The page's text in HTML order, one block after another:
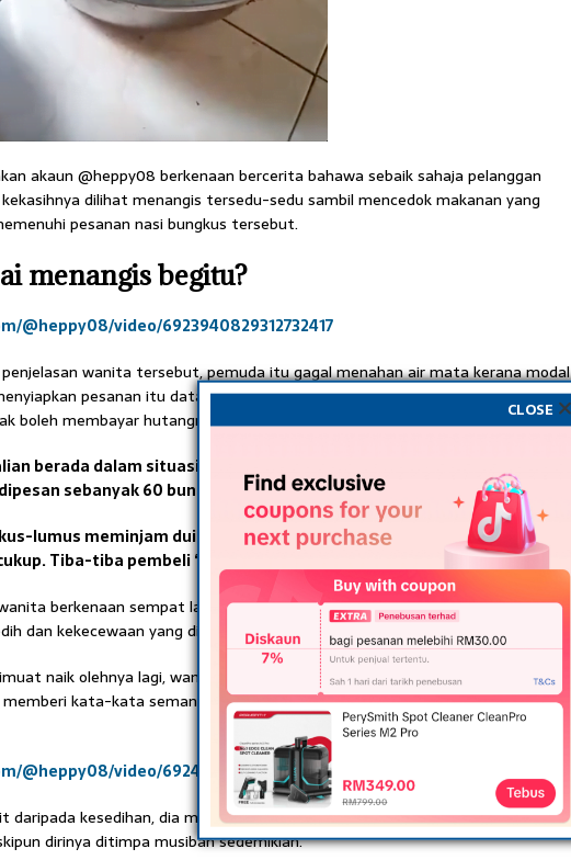
akaun @heppy08 berkenaan bercerita bahawa sebaik sahaja pelanggan
dilihat menangis tersedu-sedu sambil mencedok makanan yang
pesanan nasi bungkus tersebut.
menangis begitu?
@heppy08/video/6923940829312732417
wanita tersebut, pemuda itu gagal menahan air mata kerana modal
pesanan itu datang daripada ‘hutang’ dan disebabkan pesanan itu
boleh membayar hutangnya.
berada dalam situasi dia, betapa sedihnya nasi bungkus yang sudah
dipesan sebanyak 60 bungkus, tiba-tiba di ‘cancel’. P
lumus meminjam duit ke sana ke mari sebagai modal, kerana deposit
Tiba-tiba pembeli ‘cancel’ pula,” tulis wanita itu di dalam video.
berkenaan sempat lagi cuba menghiburkan hati kekasihnya demi
dan kekecewaan yang dialami.
naik olehnya lagi, wanita tersebut berkongsi bagaimana rakan-rakan
kata-kata semangat kepadanya sehingga membuatkan dia kembali
@heppy08/video/6924465166545440002
daripada kesedihan, dia membuat keputusan untuk sedekah kesemua nasi
dirinya ditimpa musibah sedemikian.
CLOSE